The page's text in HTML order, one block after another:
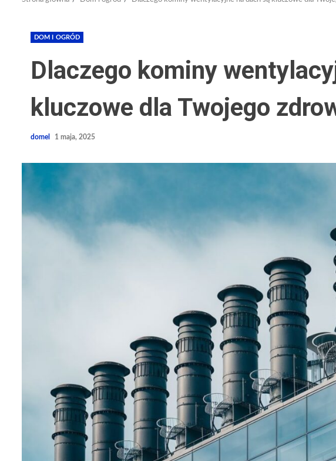
DOM I OGRÓD
Dlaczego kominy
kluczowe dla Twojego
domel 1 maja, 2025